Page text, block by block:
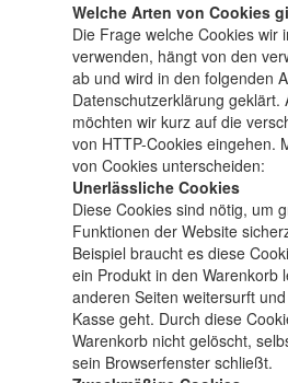
Welche Arten von Cookies
Die Frage welche Cookies wir
verwenden, hängt von den
ab und wird in den folgenden
Datenschutzerklärung geklärt.
möchten wir kurz auf die
von HTTP-Cookies eingehen.
von Cookies unterscheiden:
Unerlässliche Cookies
Diese Cookies sind nötig, um
Funktionen der Website
Beispiel braucht es diese
ein Produkt in den Warenkorb
anderen Seiten weitersurft
Kasse geht. Durch diese
Warenkorb nicht gelöscht,
sein Browserfenster schließt.